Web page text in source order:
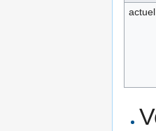
actuel